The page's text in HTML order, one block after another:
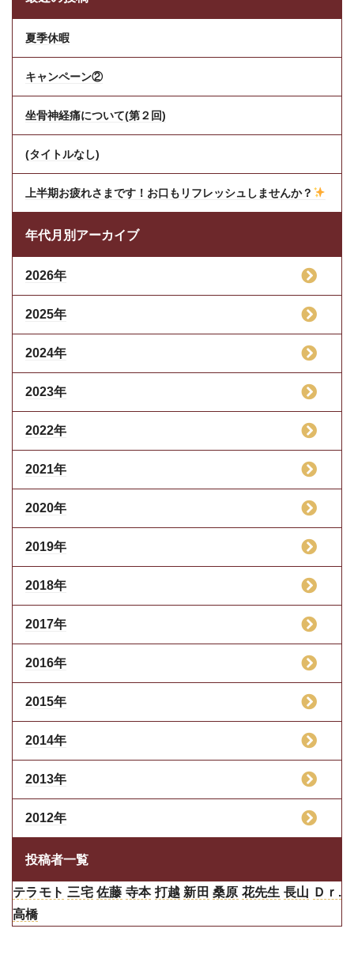
夏季休暇
キャンペーン②
坐骨神経痛について(第２回)
(タイトルなし)
上半期お疲れさまです！お口もリフレッシュしませんか？
年代月別アーカイブ
2026年
2025年
2024年
2023年
2022年
2021年
2020年
2019年
2018年
2017年
2016年
2015年
2014年
2013年
2012年
投稿者一覧
テラモト 三宅 佐藤 寺本 打越 新田 桑原 花先生 長山 Ｄｒ.
高橋